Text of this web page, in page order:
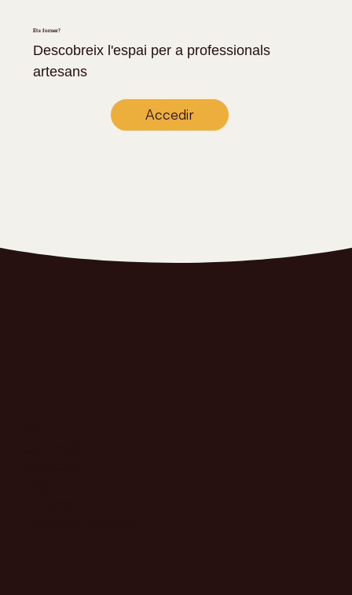
Ets forner?
Descobreix l'espai per a professionals
artesans
Accedir